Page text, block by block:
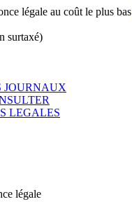
légale au coût le plus bas
surtaxé)
JOURNAUX
LEGALES
légale